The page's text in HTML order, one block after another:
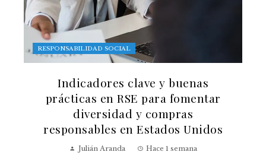
RESPONSABILIDAD SOCIAL
Indicadores clave y buenas
prácticas en RSE para fomentar
diversidad y compras
responsables en Estados Unidos
Julián Aranda Hace 1 semana